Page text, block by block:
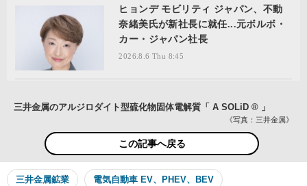
ヒョンデ モビリティ ジャパン、不動
奈緒美氏が新社長に就任...元ボルボ・
カー・ジャパン社長
2026.8.6 Thu 8:45
《写真：三井金属》
三井金属のアルジロダイト型硫化物固体電解質「 A SOLiD ® 」
この記事へ戻る
三井金属鉱業 電気自動車 EV、PHEV、BEV